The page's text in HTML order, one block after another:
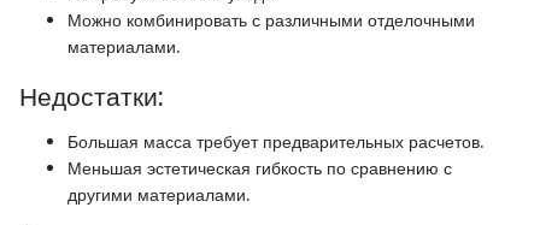
Можно комбинировать с различными отделочными
материалами.
Недостатки:
Большая масса требует предварительных расчетов.
Меньшая эстетическая гибкость по сравнению с
другими материалами.